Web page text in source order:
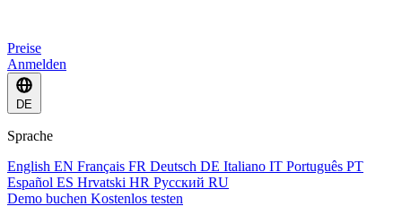
Preise
Anmelden
DE
Sprache
English EN Français FR Deutsch DE Italiano IT Português PT
Español ES Hrvatski HR Русский RU
Demo buchen Kostenlos testen